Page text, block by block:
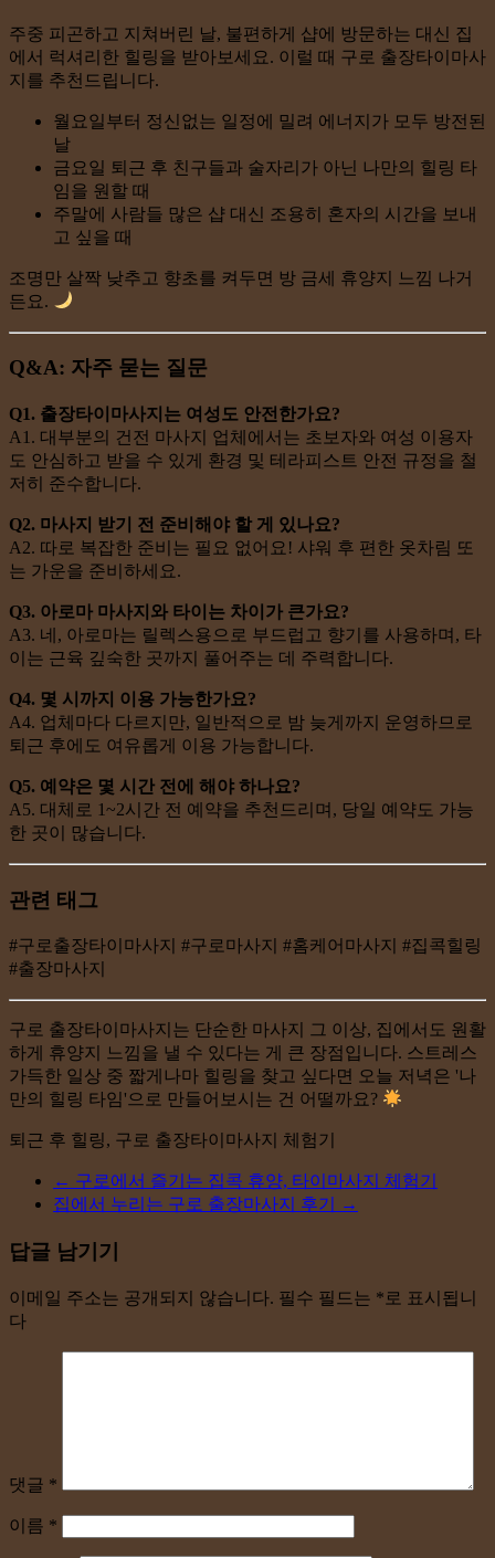
주중 피곤하고 지쳐버린 날, 불편하게 샵에 방문하는 대신 집
에서 럭셔리한 힐링을 받아보세요. 이럴 때 구로 출장타이마사
지를 추천드립니다.
월요일부터 정신없는 일정에 밀려 에너지가 모두 방전된
날
금요일 퇴근 후 친구들과 술자리가 아닌 나만의 힐링 타
임을 원할 때
주말에 사람들 많은 샵 대신 조용히 혼자의 시간을 보내
고 싶을 때
조명만 살짝 낮추고 향초를 켜두면 방 금세 휴양지 느낌 나거
든요.
Q&A: 자주 묻는 질문
Q1. 출장타이마사지는 여성도 안전한가요?
A1. 대부분의 건전 마사지 업체에서는 초보자와 여성 이용자
도 안심하고 받을 수 있게 환경 및 테라피스트 안전 규정을 철
저히 준수합니다.
Q2. 마사지 받기 전 준비해야 할 게 있나요?
A2. 따로 복잡한 준비는 필요 없어요! 샤워 후 편한 옷차림 또
는 가운을 준비하세요.
Q3. 아로마 마사지와 타이는 차이가 큰가요?
A3. 네, 아로마는 릴렉스용으로 부드럽고 향기를 사용하며, 타
이는 근육 깊숙한 곳까지 풀어주는 데 주력합니다.
Q4. 몇 시까지 이용 가능한가요?
A4. 업체마다 다르지만, 일반적으로 밤 늦게까지 운영하므로
퇴근 후에도 여유롭게 이용 가능합니다.
Q5. 예약은 몇 시간 전에 해야 하나요?
A5. 대체로 1~2시간 전 예약을 추천드리며, 당일 예약도 가능
한 곳이 많습니다.
관련 태그
#구로출장타이마사지 #구로마사지 #홈케어마사지 #집콕힐링
#출장마사지
구로 출장타이마사지는 단순한 마사지 그 이상, 집에서도 원활
하게 휴양지 느낌을 낼 수 있다는 게 큰 장점입니다. 스트레스
가득한 일상 중 짧게나마 힐링을 찾고 싶다면 오늘 저녁은 '나
만의 힐링 타임'으로 만들어보시는 건 어떨까요?
퇴근 후 힐링, 구로 출장타이마사지 체험기
← 구로에서 즐기는 집콕 휴양, 타이마사지 체험기
집에서 누리는 구로 출장마사지 후기
→
답글 남기기
이메일 주소는 공개되지 않습니다. 필수 필드는 * 로 표시됩니
다
댓글 *
이름 *